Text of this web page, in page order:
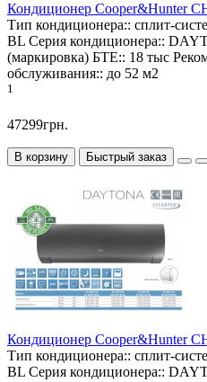
Кондиционер Cooper&Hunter
Тип кондиционера:: сплит-
BL Серия кондиционера::
(маркировка) БТЕ:: 18 тыс
обслуживания:: до 52 м2
1
47299грн.
В корзину Быстрый заказ
Кондиционер Cooper&Hunter
Тип кондиционера:: сплит-
BL Серия кондиционера::